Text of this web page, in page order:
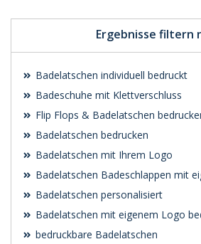
Ergebnisse filtern
Badelatschen individuell bedruckt
Badeschuhe mit Klettverschluss
Flip Flops & Badelatschen
Badelatschen bedrucken
Badelatschen mit Ihrem Logo
Badelatschen Badeschlappen mit
Badelatschen personalisiert
Badelatschen mit eigenem Logo
bedruckbare Badelatschen